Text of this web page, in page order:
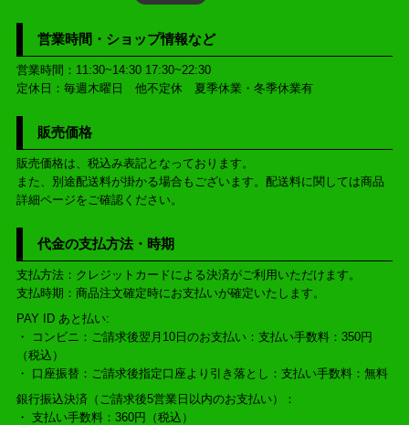
営業時間・ショップ情報など
営業時間：11:30~14:30 17:30~22:30
定休日：毎週木曜日 他不定休 夏季休業・冬季休業有
販売価格
販売価格は、税込み表記となっております。
また、別途配送料が掛かる場合もございます。配送料に関しては商品
詳細ページをご確認ください。
代金の支払方法・時期
支払方法：クレジットカードによる決済がご利用いただけます。
支払時期：商品注文確定時にお支払いが確定いたします。
PAY ID あと払い:
・ コンビニ：ご請求後翌月10日のお支払い：支払い手数料：350円
（税込）
・ 口座振替：ご請求後指定口座より引き落とし：支払い手数料：無料
銀行振込決済（ご請求後5営業日以内のお支払い）：
・ 支払い手数料：360円（税込）